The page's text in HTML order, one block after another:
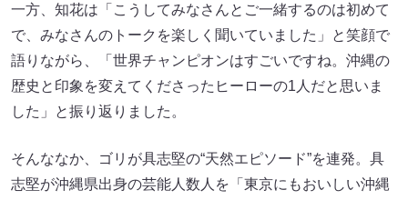
一方、知花は「こうしてみなさんとご一緒するのは初めて
で、みなさんのトークを楽しく聞いていました」と笑顔で
語りながら、「世界チャンピオンはすごいですね。沖縄の
歴史と印象を変えてくださったヒーローの1人だと思いま
した」と振り返りました。
そんななか、ゴリが具志堅の“天然エピソード”を連発。具
志堅が沖縄県出身の芸能人数人を「東京にもおいしい沖縄